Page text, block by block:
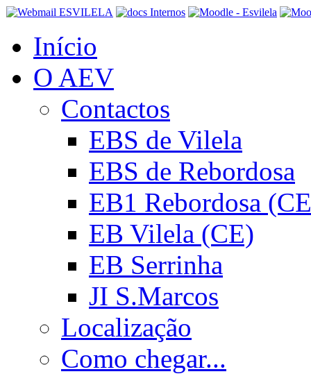
Início
O AEV
Contactos
EBS de Vilela
EBS de Rebordosa
EB1 Rebordosa
EB Vilela (CE)
EB Serrinha
JI S.Marcos
Localização
Como chegar...